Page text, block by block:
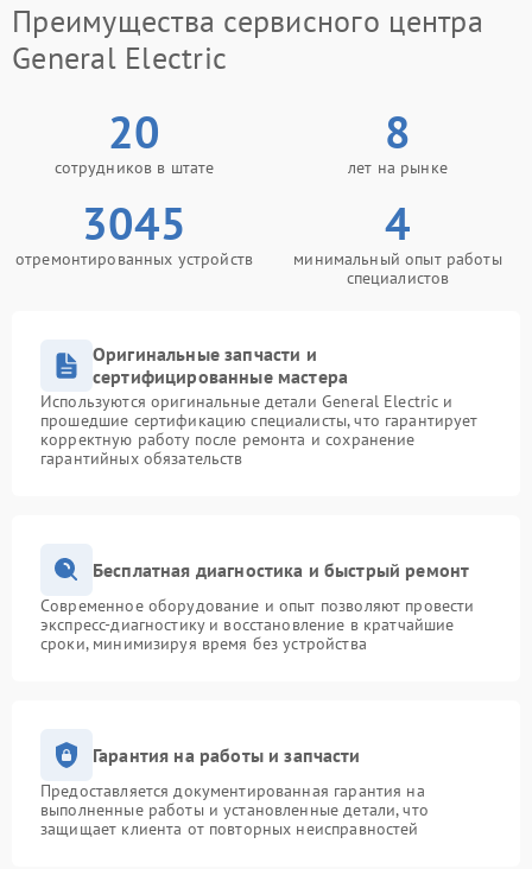
Преимущества сервисного центра
General Electric
20
сотрудников в штате
8
лет на рынке
3045
отремонтированных устройств
4
минимальный опыт работы
специалистов
Оригинальные запчасти и
сертифицированные мастера
Используются оригинальные детали General Electric и
прошедшие сертификацию специалисты, что гарантирует
корректную работу после ремонта и сохранение
гарантийных обязательств
Бесплатная диагностика и быстрый ремонт
Современное оборудование и опыт позволяют провести
экспресс-диагностику и восстановление в кратчайшие
сроки, минимизируя время без устройства
Гарантия на работы и запчасти
Предоставляется документированная гарантия на
выполненные работы и установленные детали, что
защищает клиента от повторных неисправностей